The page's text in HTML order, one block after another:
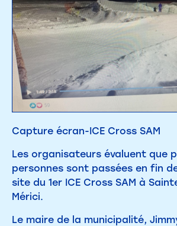
Capture écran-ICE Cross SAM
Les organisateurs évaluent que
personnes sont passées en fin
site du 1er ICE Cross SAM à
Mérici.
Le maire de la municipalité,